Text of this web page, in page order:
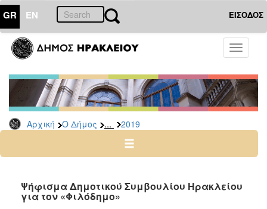
GR EN ΕΙΣΟΔΟΣ
Toggle
Αρχική Ο Δήμος ... 2019
ΔΗΜΟΣ
Δελτία
Τύπου
Αρχείο
2026
2024
2022
Ψήφισμα Δημοτικού Συμβουλίου Ηρακλείου
για τον «Φιλόδημο»